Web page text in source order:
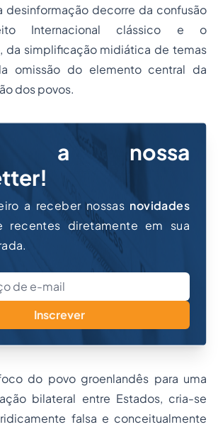
desinformação decorre da confusão
Internacional clássico e o
da simplificação midiática de temas
omissão do elemento central da
dos povos.
a nossa
a receber nossas novidades
recentes diretamente em sua
Inscrever
do povo groenlandês para uma
bilateral entre Estados, cria-se
falsa e conceitualmente